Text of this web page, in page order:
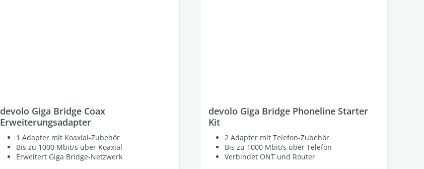
devolo Giga Bridge Coax
Erweiterungsadapter
1 Adapter mit Koaxial-Zubehör
Bis zu 1000 Mbit/s über Koaxial
Erweitert Giga Bridge-Netzwerk
devolo Giga Bridge Phoneline Starter
Kit
2 Adapter mit Telefon-Zubehör
Bis zu 1000 Mbit/s über Telefon
Verbindet ONT und Router